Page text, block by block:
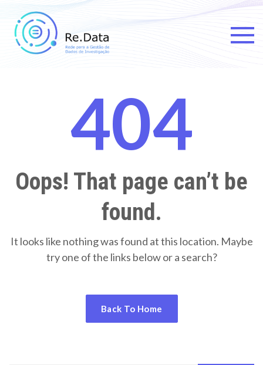
content
Rede para a Gestão de Dados
404
Oops! That page can’t be
found.
It looks like nothing was found at this location. Maybe
try one of the links below or a search?
Back To Home